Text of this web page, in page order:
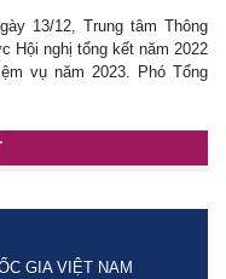
13/12, Trung tâm Thông
Hội nghị tổng kết năm 2022
vụ năm 2023. Phó Tổng
GIA VIỆT NAM